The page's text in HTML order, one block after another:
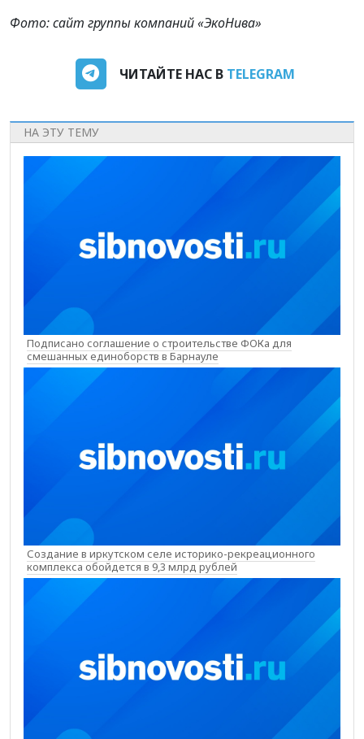
Фото: сайт группы компаний «ЭкоНива»
ЧИТАЙТЕ НАС В TELEGRAM
НА ЭТУ ТЕМУ
Подписано соглашение о строительстве ФОКа для
смешанных единоборств в Барнауле
Создание в иркутском селе историко-рекреационного
комплекса обойдется в 9,3 млрд рублей